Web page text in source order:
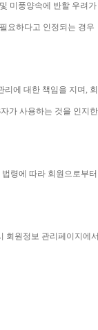
미풍양속에 반할 우려
요하다고 인정되는 경우
리에 대한 책임을 지며,
자가 사용하는 것을 인지
령에 따라 회원으로부
회원정보 관리페이지에